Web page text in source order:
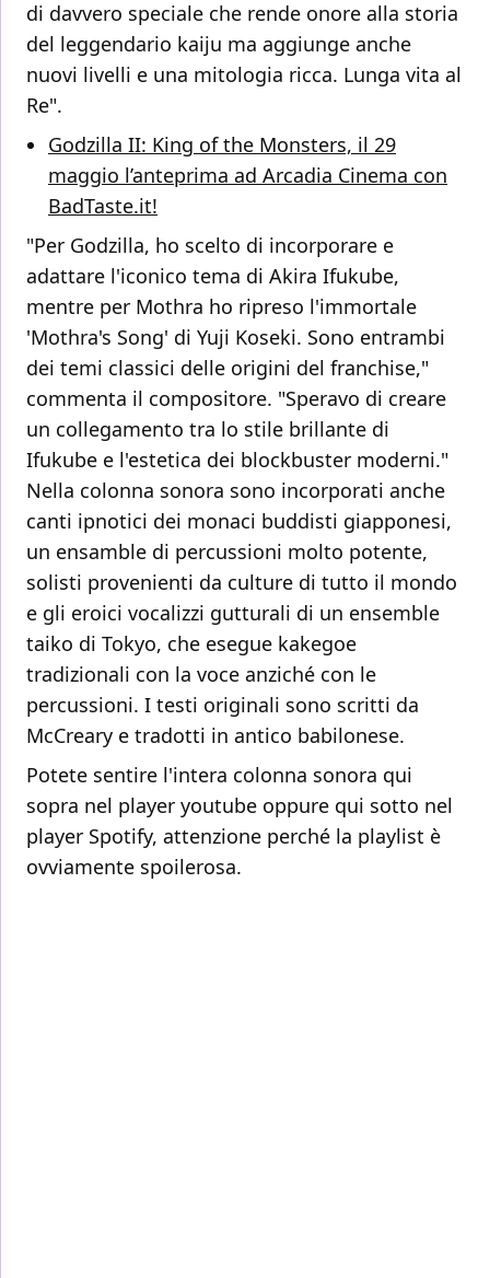
di davvero speciale che rende onore alla storia
del leggendario kaiju ma aggiunge anche
nuovi livelli e una mitologia ricca. Lunga vita al
Re".
Godzilla II: King of the Monsters, il 29
maggio l’anteprima ad Arcadia Cinema con
BadTaste.it!
"Per Godzilla, ho scelto di incorporare e
adattare l'iconico tema di Akira Ifukube,
mentre per Mothra ho ripreso l'immortale
'Mothra's Song' di Yuji Koseki. Sono entrambi
dei temi classici delle origini del franchise,"
commenta il compositore. "Speravo di creare
un collegamento tra lo stile brillante di
Ifukube e l'estetica dei blockbuster moderni."
Nella colonna sonora sono incorporati anche
canti ipnotici dei monaci buddisti giapponesi,
un ensamble di percussioni molto potente,
solisti provenienti da culture di tutto il mondo
e gli eroici vocalizzi gutturali di un ensemble
taiko di Tokyo, che esegue kakegoe
tradizionali con la voce anziché con le
percussioni. I testi originali sono scritti da
McCreary e tradotti in antico babilonese.
Potete sentire l'intera colonna sonora qui
sopra nel player youtube oppure qui sotto nel
player Spotify, attenzione perché la playlist è
ovviamente spoilerosa.